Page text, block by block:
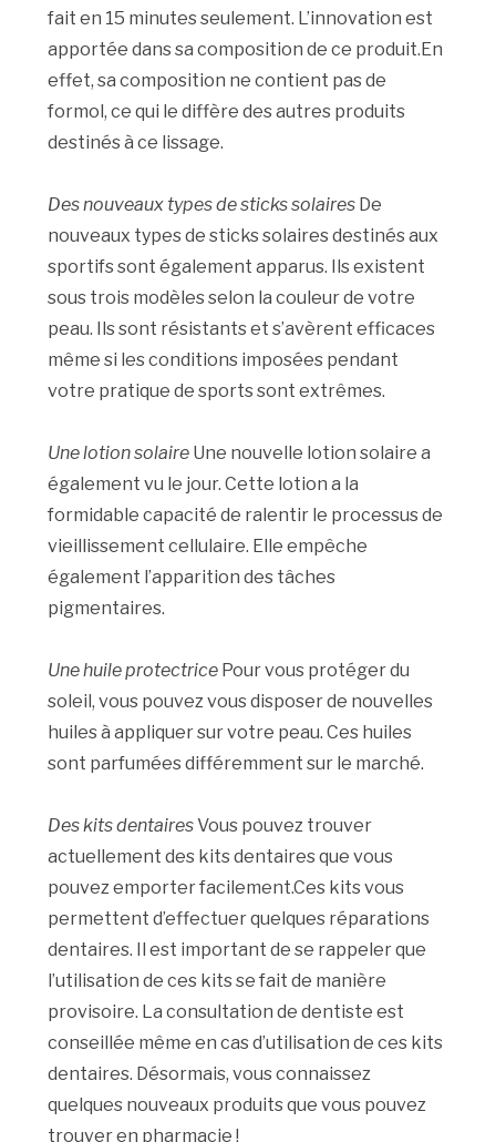
fait en 15 minutes seulement. L’innovation est
apportée dans sa composition de ce produit.En
effet, sa composition ne contient pas de
formol, ce qui le diffère des autres produits
destinés à ce lissage.
Des nouveaux types de sticks solaires De
nouveaux types de sticks solaires destinés aux
sportifs sont également apparus. Ils existent
sous trois modèles selon la couleur de votre
peau. Ils sont résistants et s’avèrent efficaces
même si les conditions imposées pendant
votre pratique de sports sont extrêmes.
Une lotion solaire Une nouvelle lotion solaire a
également vu le jour. Cette lotion a la
formidable capacité de ralentir le processus de
vieillissement cellulaire. Elle empêche
également l’apparition des tâches
pigmentaires.
Une huile protectrice Pour vous protéger du
soleil, vous pouvez vous disposer de nouvelles
huiles à appliquer sur votre peau. Ces huiles
sont parfumées différemment sur le marché.
Des kits dentairesVous pouvez trouver
actuellement des kits dentaires que vous
pouvez emporter facilement.Ces kits vous
permettent d’effectuer quelques réparations
dentaires. Il est important de se rappeler que
l’utilisation de ces kits se fait de manière
provisoire. La consultation de dentiste est
conseillée même en cas d’utilisation de ces kits
dentaires. Désormais, vous connaissez
quelques nouveaux produits que vous pouvez
trouver en pharmacie !